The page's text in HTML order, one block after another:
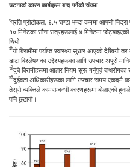
एप्रति प्रोटोकल, ६.५ घण्टा भन्दा कममा आफ्नो निद्रा
१० मिनेटका सौना सत्रहरूलाई ४ मिनेटमा
थियो।
बीयो बिरामीमा पर्याप्त स्वास्थ्य सुधार आएको देखियो
डाटा विश्लेषणका उद्देश्यहरूका लागि उपचार अपूरो
सीदुबै बिरामीहरूमा आहार नियम सुरू गर्नुपूर्व
डीदुईवटा अधिकारीहरूका लागि उपचार समय एकदमै
तेस्रो व्यक्तिले कामसम्बन्धी कारणहरूमा बोलाएको
पनि छुटायो।